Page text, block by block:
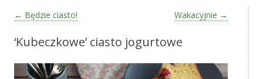
Zobacz wpisy
← Będzie ciasto! Wakacyjnie →
‘Kubeczkowe’ ciasto jogurtowe